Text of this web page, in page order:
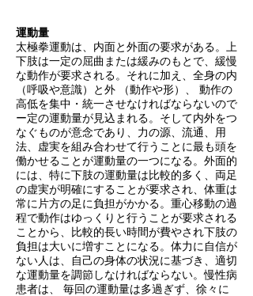
運動量
太極拳運動は、内面と外面の要求がある。
上
下肢は一定の屈曲または緩みのもとで、緩慢
な動作が要求される。 それに加え、全身の内
（呼吸や意識）と外 （動作や形）、 動作の
高低を集中・統一させなければならないので
ー定の運動量が見込まれる。そして内外をつ
なぐものが意念であり、力の源、流通、用
法、虚実を組み合わせて行うことに最も頭を
働かせることが運動量の一つになる。 外面的
には、特に下肢の運動量は比較的多く、両足
の虚実が明確にすることが要求され、体重は
常に片方の足に負担がかかる。重心移動の過
程で動作はゆっくりと行うことが要求される
ことから、比較的長い時間が費やされ下肢の
負担は大いに増すことになる。体力に自信が
ない人は、自己の身体の状況に基づき、適切
な運動量を調節しなければならない。慢性病
患者は、 毎回の運動量は多過ぎず、徐々に